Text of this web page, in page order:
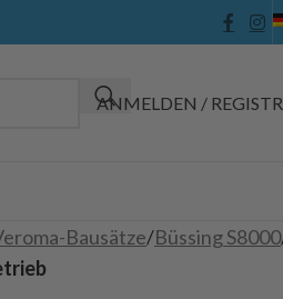
ANMELDEN /
Bausätze/Büssing S8000